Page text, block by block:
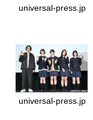
universal-press.jp
universal-press.jp